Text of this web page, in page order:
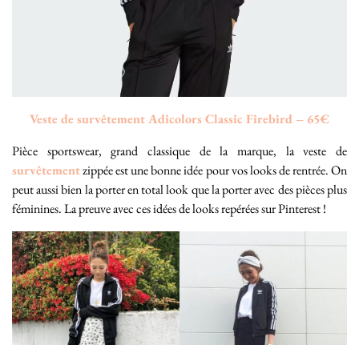
Veste de survêtement Adicolors Classic Firebird – 65€
Pièce sportswear, grand classique de la marque, la veste de
survêtementzippée est une bonne idée pour vos looks de rentrée. On
peut aussi bien la porter en total look que la porter avec des pièces plus
féminines. La preuve avec ces idées de looks repérées sur Pinterest !